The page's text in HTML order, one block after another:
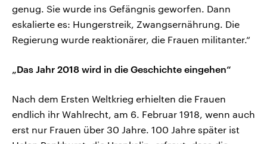
genug. Sie wurde ins Gefängnis geworfen. Dann
eskalierte es: Hungerstreik, Zwangsernährung. Die
Regierung wurde reaktionärer, die Frauen militanter.“
„Das Jahr 2018 wird in die Geschichte eingehen“
Nach dem Ersten Weltkrieg erhielten die Frauen
endlich ihr Wahlrecht, am 6. Februar 1918, wenn auch
erst nur Frauen über 30 Jahre. 100 Jahre später ist